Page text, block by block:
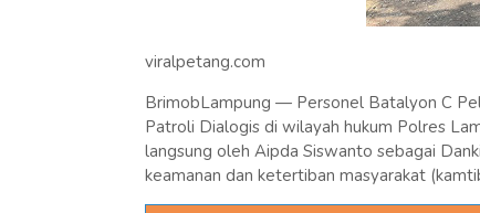
viralpetang.com
BrimobLampung — Personel Batalyon C
Patroli Dialogis di wilayah hukum Polres
langsung oleh Aipda Siswanto sebagai
keamanan dan ketertiban masyarakat